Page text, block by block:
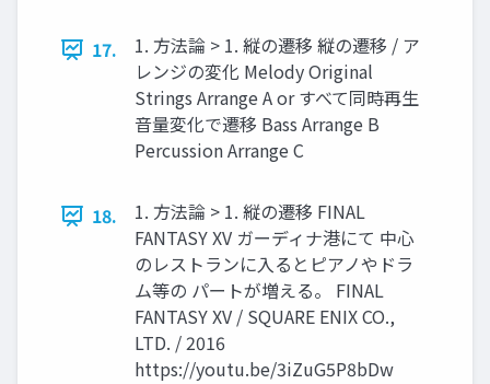
17.
1. 方法論 > 1. 縦の遷移 縦の遷移 / ア
レンジの変化 Melody Original
Strings Arrange A or すべて同時再生
音量変化で遷移 Bass Arrange B
Percussion Arrange C
18.
1. 方法論 > 1. 縦の遷移 FINAL
FANTASY XV ガーディナ港にて 中心
のレストランに入るとピアノやドラ
ム等の パートが増える。 FINAL
FANTASY XV / SQUARE ENIX CO.,
LTD. / 2016
https://youtu.be/3iZuG5P8bDw